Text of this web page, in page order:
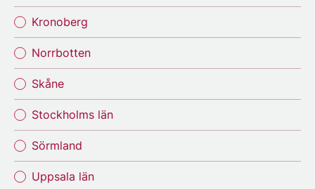
Kronoberg
Norrbotten
Skåne
Stockholms län
Sörmland
Uppsala län